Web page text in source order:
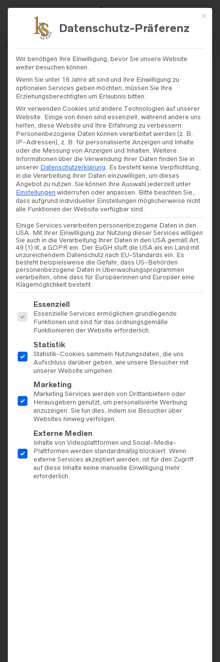
START/SHOP/ BRAUTKLEIDER/DAM
A COUTURE / DAMA COUTURE – MODELL
„HERMONIA“
Dama Couture – Modell
„Hermonia“
Mit
Datenschutz-Präferenz
Wir benötigen Ihre Einwilligung, bevor Sie unsere Website
weiter besuchen können.
Wenn Sie unter 16 Jahre alt sind und Ihre Einwilligung zu
optionalen Services geben möchten, müssen Sie Ihre
Erziehungsberechtigten um Erlaubnis bitten.
Wir verwenden Cookies und andere Technologien auf unserer
Website. Einige von ihnen sind essenziell, während andere uns
helfen, diese Website und Ihre Erfahrung zu verbessern.
Personenbezogene Daten können verarbeitet werden (z. B.
IP-Adressen), z. B. für personalisierte Anzeigen und Inhalte
oder die Messung von Anzeigen und Inhalten. Weitere
Informationen über die Verwendung Ihrer Daten finden Sie in
unserer Datenschutzerklärung. Es besteht keine Verpflichtung,
in die Verarbeitung Ihrer Daten einzuwilligen, um dieses
Angebot zu nutzen. Sie können Ihre Auswahl jederzeit unter
Einstellungen widerrufen oder anpassen. Bitte beachten Sie,
dass aufgrund individueller Einstellungen möglicherweise nicht
alle Funktionen der Website verfügbar sind.
Einige Services verarbeiten personenbezogene Daten in den
USA. Mit Ihrer Einwilligung zur Nutzung dieser Services willigen
Sie auch in die Verarbeitung Ihrer Daten in den USA gemäß Art.
49 (1) lit. a GDPR ein. Der EuGH stuft die USA als ein Land mit
unzureichendem Datenschutz nach EU-Standards ein. Es
besteht beispielsweise die Gefahr, dass US-Behörden
personenbezogene Daten in Überwachungsprogrammen
verarbeiten, ohne dass für Europäerinnen und Europäer eine
Klagemöglichkeit besteht.
Es folgt eine Liste der Service-Gruppen, für die eine
Essenziell
Essenzielle Services ermöglichen grundlegende
Funktionen und sind für das ordnungsgemäße
Funktionieren der Website erforderlich.
Statistik
Statistik-Cookies sammeln Nutzungsdaten, die uns
Aufschluss darüber geben, wie unsere Besucher mit
unserer Website umgehen.
Marketing
Marketing Services werden von Drittanbietern oder
Herausgebern genutzt, um personalisierte Werbung
anzuzeigen. Sie tun dies, indem sie Besucher über
Websites hinweg verfolgen.
Externe Medien
Inhalte von Videoplattformen und Social-Media-
Plattformen werden standardmäßig blockiert. Wenn
externe Services akzeptiert werden, ist für den Zugriff
auf diese Inhalte keine manuelle Einwilligung mehr
erforderlich.